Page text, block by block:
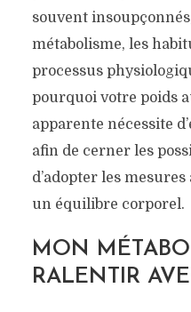
souvent
métabolisme, les
processus
pourquoi votre poids
apparente nécessite
afin de cerner les
d’adopter les
un équilibre corporel.
MON
RALENTIR